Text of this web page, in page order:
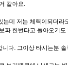
같아요.
데 저는 체력이되더라
파 한번타고 돌아오기도
다. 그이상 타시는분